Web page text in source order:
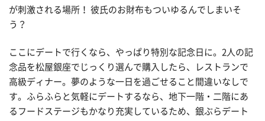
が刺激される場所！ 彼氏のお財布もついゆるんでしまいそ
う？
ここにデートで行くなら、やっぱり特別な記念日に。2人の記
念品を松屋銀座でじっくり選んで購入したら、レストランで
高級ディナー。夢のような一日を過ごせること間違いなしで
す。ふらふらと気軽にデートするなら、地下一階・二階にあ
るフードステージもかなり充実しているため、銀ぶらデート